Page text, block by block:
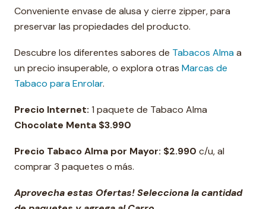
Conveniente envase de alusa y cierre zipper, para
preservar las propiedades del producto.
Descubre los diferentes sabores de Tabacos Almaa
un precio insuperable, o explora otras Marcas de
Tabaco para Enrolar.
Precio Internet: 1 paquete de Tabaco Alma
Chocolate Menta $3.990
Precio Tabaco Alma por Mayor: $2.990 c/u, al
comprar 3 paquetes o más.
Aprovecha estas Ofertas! Selecciona la cantidad